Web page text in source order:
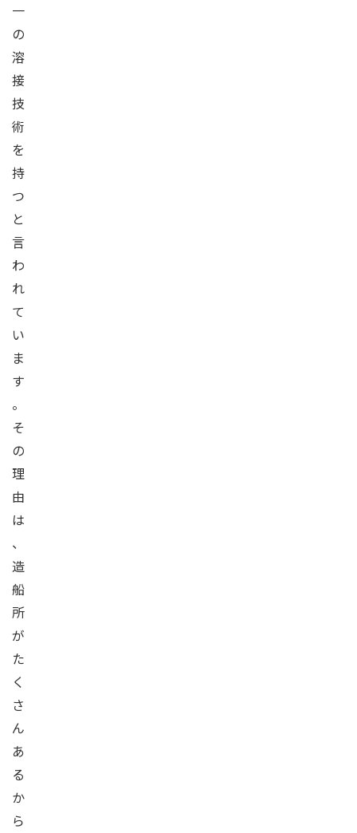
一
の
溶
接
技
術
を
持
つ
と
言
わ
れ
て
い
ま
す
。
そ
の
理
由
は
、
造
船
所
が
た
く
さ
ん
あ
る
か
ら